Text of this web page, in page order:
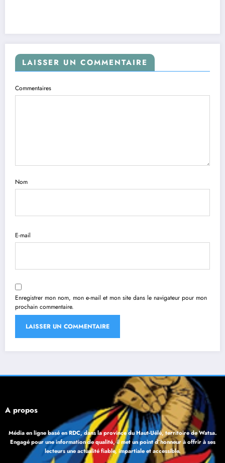
LAISSER UN COMMENTAIRE
Commentaires
Nom
E-mail
Enregistrer mon nom, mon e-mail et mon site dans le navigateur pour mon
prochain commentaire.
À propos
Média en ligne basé en RDC, dans la province du Haut-Uélé, territoire de Watsa.
Engagé pour une information de qualité, il met un point d’honneur à offrir à ses
lecteurs une actualité fiable, impartiale et accessible.